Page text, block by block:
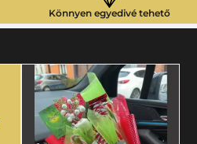
Könnyen egyedivé tehető